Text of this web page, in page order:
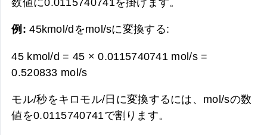
例:45kmol/dをmol/sに変換する:
45 kmol/d = 45 × 0.0115740741 mol/s =
0.520833 mol/s
モル/秒をキロモル/日に変換するには、mol/sの数
値を0.0115740741で割ります。